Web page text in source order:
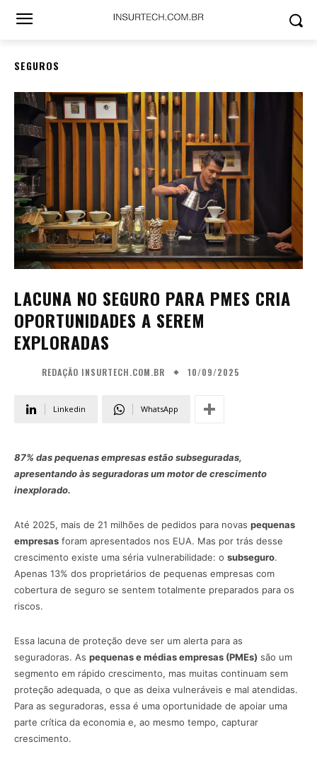
SEGUROS
LACUNA NO SEGURO PARA PMES CRIA
OPORTUNIDADES A SEREM
EXPLORADAS
REDAÇÃO INSURTECH.COM.BR 10/09/2025
Linkedin WhatsApp
87% das pequenas empresas estão subseguradas,
apresentando às seguradoras um motor de crescimento
inexplorado.
Até 2025, mais de 21 milhões de pedidos para novas pequenas
empresas foram apresentados nos EUA. Mas por trás desse
crescimento existe uma séria vulnerabilidade: o subseguro.
Apenas 13% dos proprietários de pequenas empresas com
cobertura de seguro se sentem totalmente preparados para os
riscos.
Essa lacuna de proteção deve ser um alerta para as
seguradoras. As pequenas e médias empresas (PMEs) são um
segmento em rápido crescimento, mas muitas continuam sem
proteção adequada, o que as deixa vulneráveis e mal atendidas.
Para as seguradoras, essa é uma oportunidade de apoiar uma
parte crítica da economia e, ao mesmo tempo, capturar
crescimento.